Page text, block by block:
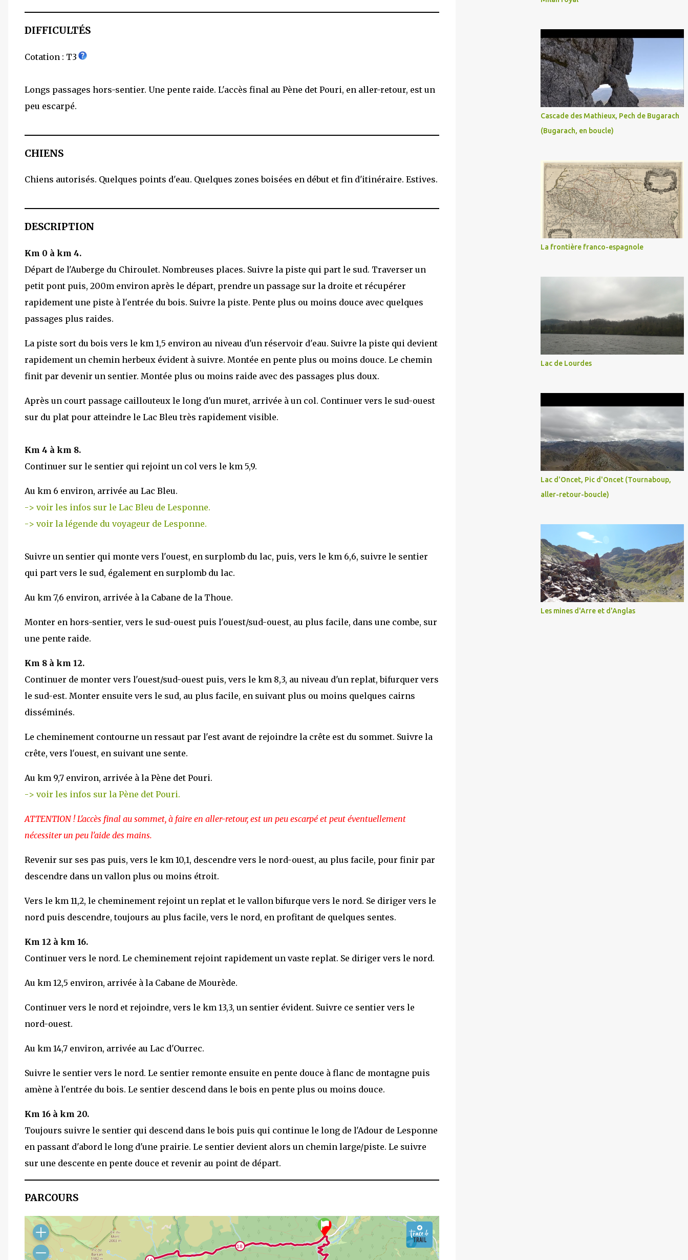
DIFFICULTÉS
Cotation : T3
Longs passages hors-sentier. Une pente raide. L'accès final au Pène det Pouri, en aller-retour, est un
peu escarpé.
CHIENS
Chiens autorisés. Quelques points d'eau. Quelques zones boisées en début et fin d'itinéraire. Estives.
DESCRIPTION
Km 0 à km 4.
Départ de l'Auberge du Chiroulet. Nombreuses places. Suivre la piste qui part le sud. Traverser un
petit pont puis, 200m environ après le départ, prendre un passage sur la droite et récupérer
rapidement une piste à l'entrée du bois. Suivre la piste. Pente plus ou moins douce avec quelques
passages plus raides.
La piste sort du bois vers le km 1,5 environ au niveau d'un réservoir d'eau. Suivre la piste qui devient
rapidement un chemin herbeux évident à suivre. Montée en pente plus ou moins douce. Le chemin
finit par devenir un sentier. Montée plus ou moins raide avec des passages plus doux.
Après un court passage caillouteux le long d'un muret, arrivée à un col. Continuer vers le sud-ouest
sur du plat pour atteindre le Lac Bleu très rapidement visible.
Km 4 à km 8.
Continuer sur le sentier qui rejoint un col vers le km 5,9.
Au km 6 environ, arrivée au Lac Bleu.
-> voir les infos sur le Lac Bleu de Lesponne.
-> voir la légende du voyageur de Lesponne.
Suivre un sentier qui monte vers l'ouest, en surplomb du lac, puis, vers le km 6,6, suivre le sentier
qui part vers le sud, également en surplomb du lac.
Au km 7,6 environ, arrivée à la Cabane de la Thoue.
Monter en hors-sentier, vers le sud-ouest puis l'ouest/sud-ouest, au plus facile, dans une combe, sur
une pente raide.
Km 8 à km 12.
Continuer de monter vers l'ouest/sud-ouest puis, vers le km 8,3, au niveau d'un replat, bifurquer vers
le sud-est. Monter ensuite vers le sud, au plus facile, en suivant plus ou moins quelques cairns
disséminés.
Le cheminement contourne un ressaut par l'est avant de rejoindre la crête est du sommet. Suivre la
crête, vers l'ouest, en suivant une sente.
Au km 9,7 environ, arrivée à la Pène det Pouri.
-> voir les infos sur la Pène det Pouri.
ATTENTION ! L'accès final au sommet, à faire en aller-retour, est un peu escarpé et peut éventuellement
nécessiter un peu l'aide des mains.
Revenir sur ses pas puis, vers le km 10,1, descendre vers le nord-ouest, au plus facile, pour finir par
descendre dans un vallon plus ou moins étroit.
Vers le km 11,2, le cheminement rejoint un replat et le vallon bifurque vers le nord. Se diriger vers le
nord puis descendre, toujours au plus facile, vers le nord, en profitant de quelques sentes.
Km 12 à km 16.
Continuer vers le nord. Le cheminement rejoint rapidement un vaste replat. Se diriger vers le nord.
Au km 12,5 environ, arrivée à la Cabane de Mourède.
Continuer vers le nord et rejoindre, vers le km 13,3, un sentier évident. Suivre ce sentier vers le
nord-ouest.
Au km 14,7 environ, arrivée au Lac d'Ourrec.
Suivre le sentier vers le nord. Le sentier remonte ensuite en pente douce à flanc de montagne puis
amène à l'entrée du bois. Le sentier descend dans le bois en pente plus ou moins douce.
Km 16 à km 20.
Toujours suivre le sentier qui descend dans le bois puis qui continue le long de l'Adour de Lesponne
en passant d'abord le long d'une prairie. Le sentier devient alors un chemin large/piste. Le suivre
sur une descente en pente douce et revenir au point de départ.
PARCOURS
Cascade des Mathieux, Pech de Bugarach
(Bugarach, en boucle)
La frontière franco-espagnole
Lac de Lourdes
Lac d'Oncet, Pic d'Oncet (Tournaboup,
aller-retour-boucle)
Les mines d'Arre et d'Anglas